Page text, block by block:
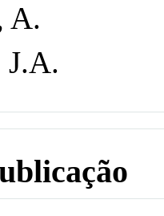
A.
J.A.